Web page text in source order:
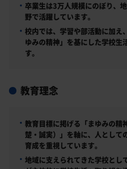
卒業生は3万人規模にのぼり、
野で活躍しています。
校内では、学習や部活動に加え
ゆみの精神」を基にした学校生
す。
教育理念
教育目標に掲げる「まゆみの精
楚・誠実）」を軸に、人として
育成を重視しています。
地域に支えられてきた学校とし